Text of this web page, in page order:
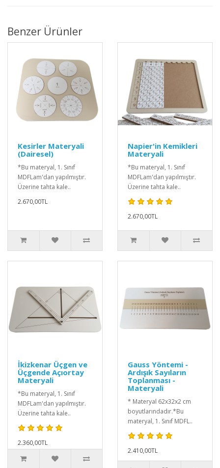
Benzer Ürünler
Kesirler Materyali
(Dairesel)
*Bu materyal, 1. Sınıf
MDFLam'dan yapılmıştır.
Üzerine tahta kale..
2.670,00TL
Napier'in Kemikleri
Materyali
*Bu materyal, 1. Sınıf
MDFLam'dan yapılmıştır.
Üzerine tahta kale..
2.670,00TL
İkizkenar Üçgen ve
Üçgende Açıortay
Materyali
*Bu materyal, 1. Sınıf
MDFLam'dan yapılmıştır.
Üzerine tahta kale..
2.360,00TL
Gauss Yöntemi -
Ardışık Sayıların
Toplanması -
Materyali
* Materyal 62x32x2 cm
boyutlarındadır.*Bu
materyal, 1. Sınıf MDFL..
2.410,00TL